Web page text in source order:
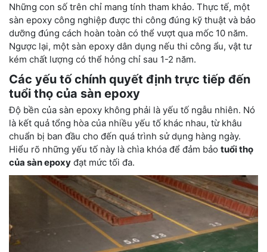
Những con số trên chỉ mang tính tham khảo. Thực tế, một
sàn epoxy công nghiệp được thi công đúng kỹ thuật và bảo
dưỡng đúng cách hoàn toàn có thể vượt qua mốc 10 năm.
Ngược lại, một sàn epoxy dân dụng nếu thi công ẩu, vật tư
kém chất lượng có thể hỏng chỉ sau 1-2 năm.
Các yếu tố chính quyết định trực tiếp đến
tuổi thọ của sàn epoxy
Độ bền của sàn epoxy không phải là yếu tố ngẫu nhiên. Nó
là kết quả tổng hòa của nhiều yếu tố khác nhau, từ khâu
chuẩn bị ban đầu cho đến quá trình sử dụng hàng ngày.
Hiểu rõ những yếu tố này là chìa khóa để đảm bảo tuổi thọ
của sàn epoxy đạt mức tối đa.